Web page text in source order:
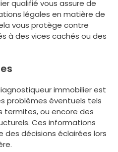
qualifié vous assure de
légales en matière de
vous protège contre
à des vices cachés ou des
immobilier est
problèmes éventuels tels
termites, ou encore des
Ces informations
des décisions éclairées lors